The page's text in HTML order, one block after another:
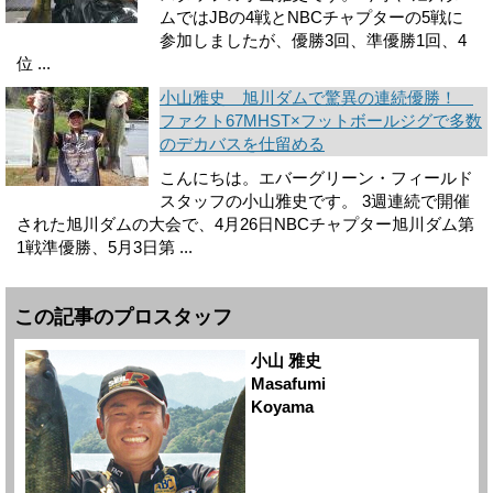
ムではJBの4戦とNBCチャプターの5戦に
参加しましたが、優勝3回、準優勝1回、4
位 ...
小山雅史 旭川ダムで驚異の連続優勝！
ファクト67MHST×フットボールジグで多数
のデカバスを仕留める
こんにちは。エバーグリーン・フィールド
スタッフの小山雅史です。 3週連続で開催
された旭川ダムの大会で、4月26日NBCチャプター旭川ダム第
1戦準優勝、5月3日第 ...
この記事のプロスタッフ
小山 雅史
Masafumi
Koyama